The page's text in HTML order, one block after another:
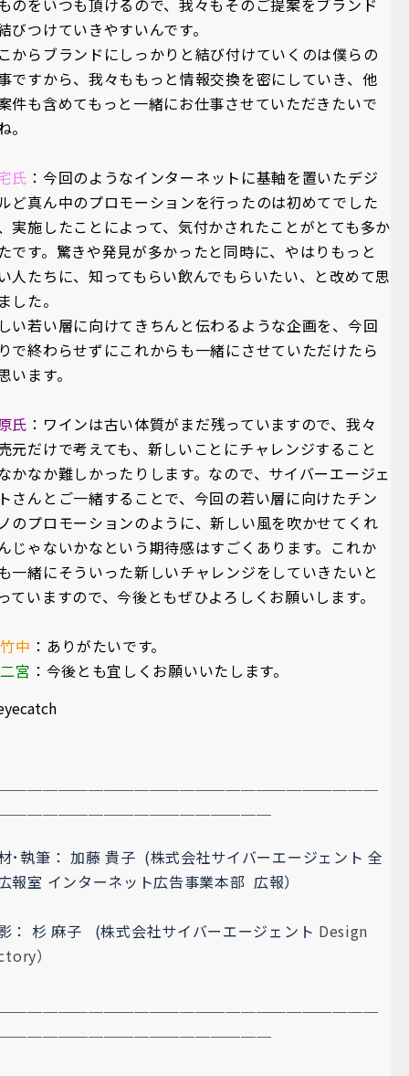
のをいつも頂けるので、我々もそのご提案をブランド
びつけていきやすいんです。
からブランドにしっかりと結び付けていくのは僕らの
ですから、我々ももっと情報交換を密にしていき、他
件も含めてもっと一緒にお仕事させていただきたいで
。
氏 ：今回のようなインターネットに基軸を置いたデジ
ど真ん中のプロモーションを行ったのは初めてでした
実施したことによって、気付かされたことがとても多か
です。驚きや発見が多かったと同時に、やはりもっと
人たちに、知ってもらい飲んでもらいたい、と改めて思
した。
い若い層に向けてきちんと伝わるような企画を、今回
で終わらせずにこれからも一緒にさせていただけたら
います。
氏 ：ワインは古い体質がまだ残っていますので、我々
元だけで考えても、新しいことにチャレンジすること
かなか難しかったりします。なので、サイバーエージェ
さんとご一緒することで、今回の若い層に向けたチン
のプロモーションのように、新しい風を吹かせてくれ
じゃないかなという期待感はすごくあります。これか
一緒にそういった新しいチャレンジをしていきたいと
ていますので、今後ともぜひよろしくお願いします。
中 ：ありがたいです。
宮 ：今後とも宜しくお願いいたします。
･執筆 ： 加藤 貴子 (株式会社サイバーエージェント 全
報室 インターネット広告事業本部 広報）
： 杉 麻子 (株式会社サイバーエージェント Design
）